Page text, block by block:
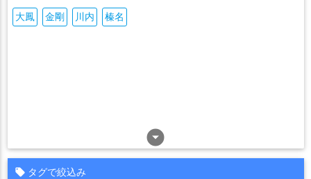
arrow_drop_down_circle
大鳳 金剛 川内 榛名
タグで絞込み